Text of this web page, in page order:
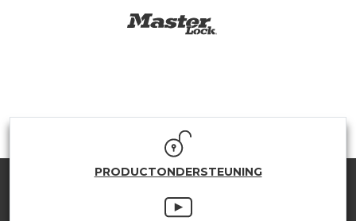
PRODUCTONDERSTEUNING